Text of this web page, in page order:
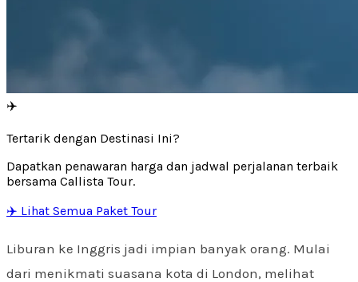
✈️
Tertarik dengan Destinasi Ini?
Dapatkan penawaran harga dan jadwal perjalanan terbaik
bersama Callista Tour.
✈️ Lihat Semua Paket Tour
Liburan ke Inggris jadi impian banyak orang. Mulai
dari menikmati suasana kota di London, melihat